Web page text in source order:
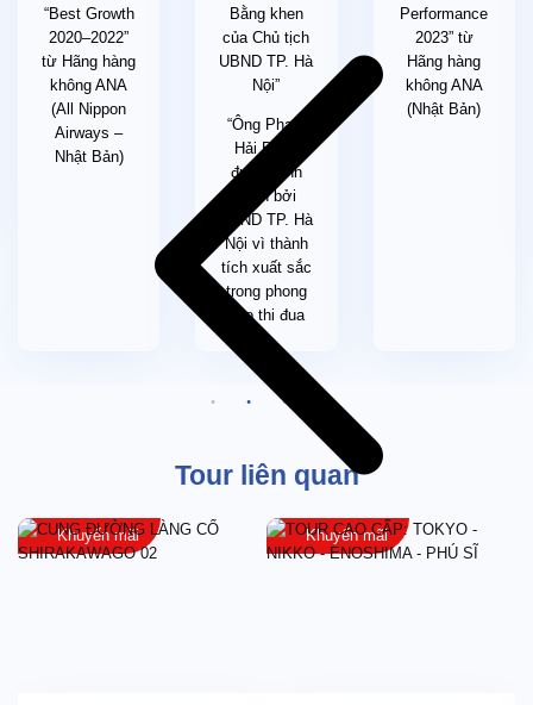
loại phòng TWIN (2 giường đơn) hoặc phòng tatami (kiểu
Nhật).
Trong trường hợp Quý khách đăng ký 03 người hoặc
khách đăng ký lẻ chưa có người để ghép phòng: Tình trạng
phòng sẽ xác nhận theo thực tế tại địa phương. Hoặc có
thể sẽ trả thêm phụ phí phòng đơn.
Phòng 03 ở Nhật có các loại phòng 2 giường đơn + Extra
bed (giường phụ/ sofa) hoặc 3 giường đơn (tình trạng
giường sẽ phụ thuộc vào từng khách sạn, không áp dụng
chung cho tất cả các đêm trong chương trình tour).
Điều kiện để làm visa
: Quý khách chuẩn bị những giấy tờ chậm
nhất 3 tuần trước ngày khởi hành tour
(Hồ sơ giảm thiểu sẽ áp dụng cho Khách hàng đã có lịch sử đi Du
lịch nước ngoài nhiều lần, vui lòng Liên hệ nhân viên tư vấn khi
Hộ chiếu gốc còn hạn tối thiểu 06 tháng tính từ ngày kết
thúc tour, Quý khách lưu ý ký và ghi rõ họ tên (bằng bút bi)
ở trang 03 của hộ chiếu. Khuyến khích Quý khách nộp hộ
02 ảnh 4.5cm×3.5cm, nền trắng, mới chụp trong vòng 6
tháng gần đây (không trùng mặt hộ chiếu). Quý khách ghi rõ
“Best Growth
2020–2022”
từ Hãng hàng
không ANA
(All Nippon
Airways –
Nhật Bản)
Bằng khen
của Chủ tịch
UBND TP. Hà
Nội”
“Ông Phạm
Hải Bằng
được vinh
danh bởi
UBND TP. Hà
Nội vì thành
tích xuất sắc
trong phong
trào thi đua
Performance
2023” từ
Hãng hàng
không ANA
(Nhật Bản)
Tour liên quan
Khuyến mãi Khuyến mãi